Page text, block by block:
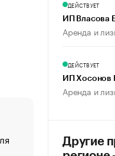
«От спорта тело
создавшей GTA
ДЕЙСТВУЕТ
ИП Власова
Аренда и
ДЕЙСТВУЕТ
ИП Хосонов
Аренда и
Другие